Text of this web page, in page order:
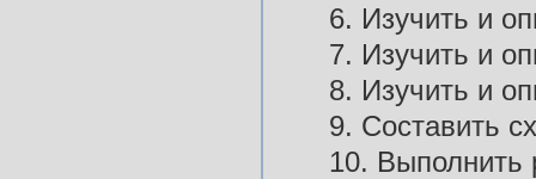
6. Изучить и
7. Изучить и
8. Изучить и
9. Составить
10. Выполнить